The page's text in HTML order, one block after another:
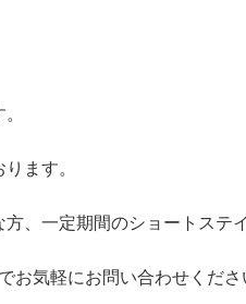
ます。
、一定期間のショートステ
お気軽にお問い合わせくださ